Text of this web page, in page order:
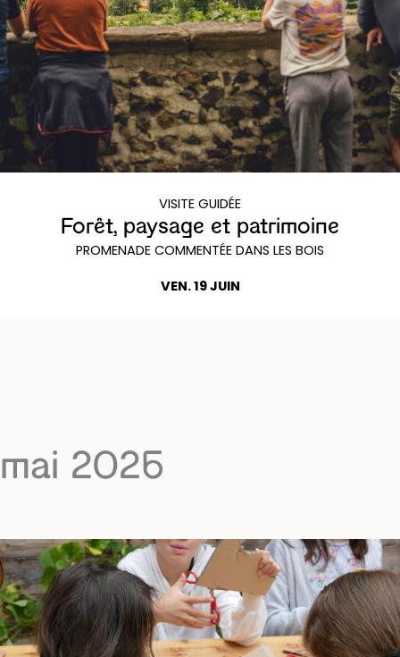
VISITE GUIDÉE
Forêt, paysage et patrimoine
PROMENADE COMMENTÉE DANS LES BOIS
VEN. 19 JUIN
mai 2026